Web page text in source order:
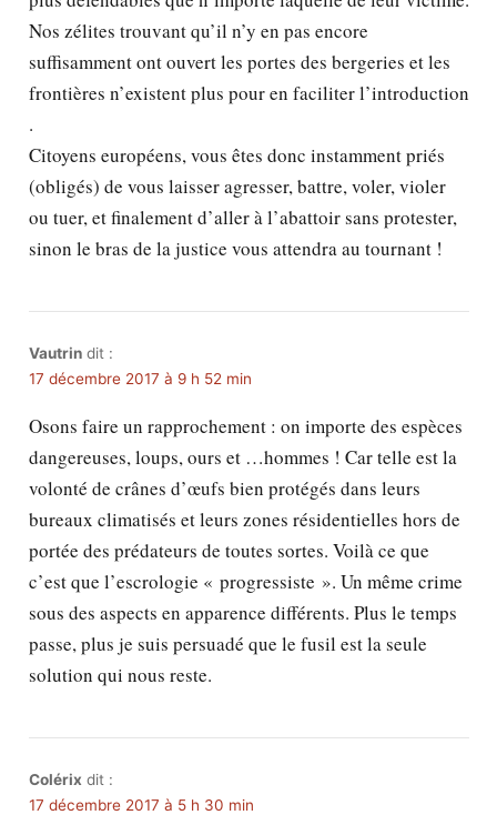
Nos zélites trouvant qu’il n’y en pas encore
suffisamment ont ouvert les portes des bergeries et les
frontières n’existent plus pour en faciliter l’introduction
.
Citoyens européens, vous êtes donc instamment priés
(obligés) de vous laisser agresser, battre, voler, violer
ou tuer, et finalement d’aller à l’abattoir sans protester,
sinon le bras de la justice vous attendra au tournant !
Vautrin dit :
17 décembre 2017 à 9 h 52 min
Osons faire un rapprochement : on importe des espèces
dangereuses, loups, ours et …hommes ! Car telle est la
volonté de crânes d’œufs bien protégés dans leurs
bureaux climatisés et leurs zones résidentielles hors de
portée des prédateurs de toutes sortes. Voilà ce que
c’est que l’escrologie « progressiste ». Un même crime
sous des aspects en apparence différents. Plus le temps
passe, plus je suis persuadé que le fusil est la seule
solution qui nous reste.
Colérix dit :
17 décembre 2017 à 5 h 30 min